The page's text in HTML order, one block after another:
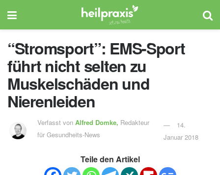
“Stromsport”: EMS-Sport
führt nicht selten zu
Muskelschäden und
Nierenleiden
Verfasst von Alfred Domke, Redakteur
für Gesundheits-News
14.
Januar 2018
Teile den Artikel